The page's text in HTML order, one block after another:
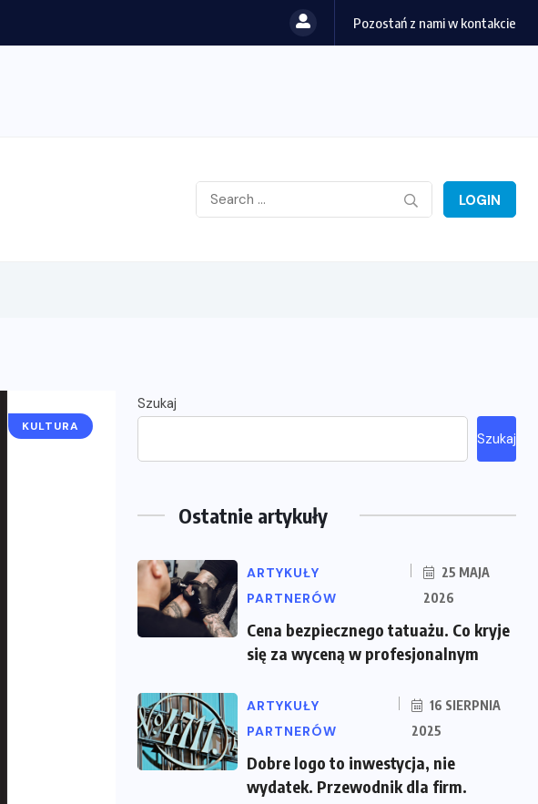
Pozostań z nami w kontakcie
LOGIN
KULTURA
Szukaj
Szukaj
Ostatnie artykuły
ARTYKUŁY
PARTNERÓW
25 MAJA
2026
Cena bezpiecznego tatuażu. Co kryje
się za wyceną w profesjonalnym
ARTYKUŁY
PARTNERÓW
16 SIERPNIA
2025
Dobre logo to inwestycja, nie
wydatek. Przewodnik dla firm.